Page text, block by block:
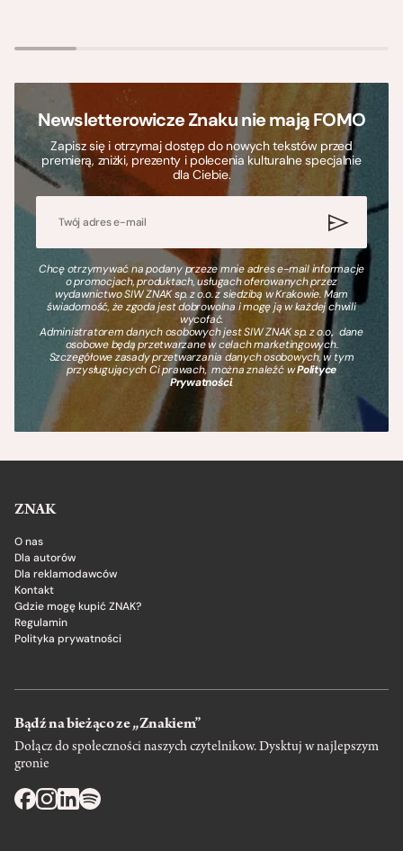
Newsletterowicze Znaku nie mają FOMO
Zapisz się i otrzymaj dostęp do nowych tekstów przed
premierą, zniżki, prezenty i polecenia kulturalne specjalnie
dla Ciebie.
Chcę otrzymywać na podany przeze mnie adres e-mail informacje
o promocjach, produktach, usługach oferowanych przez
wydawnictwo SIW ZNAK sp. z o.o. z siedzibą w Krakowie. Mam
świadomość, że zgoda jest dobrowolna i mogę ją w każdej chwili
wycofać.
Administratorem danych osobowych jest SIW ZNAK sp. z o.o., dane
osobowe będą przetwarzane w celach marketingowych.
Szczegółowe zasady przetwarzania danych osobowych, w tym
przysługujących Ci prawach, można znaleźć wPolityce
Prywatności.
ZNAK
O nas
Dla autorów
Dla reklamodawców
Kontakt
Gdzie mogę kupić ZNAK?
Regulamin
Polityka prywatności
Bądź na bieżąco ze „Znakiem”
Dołącz do społeczności naszych czytelnikow. Dysktuj w najlepszym
gronie